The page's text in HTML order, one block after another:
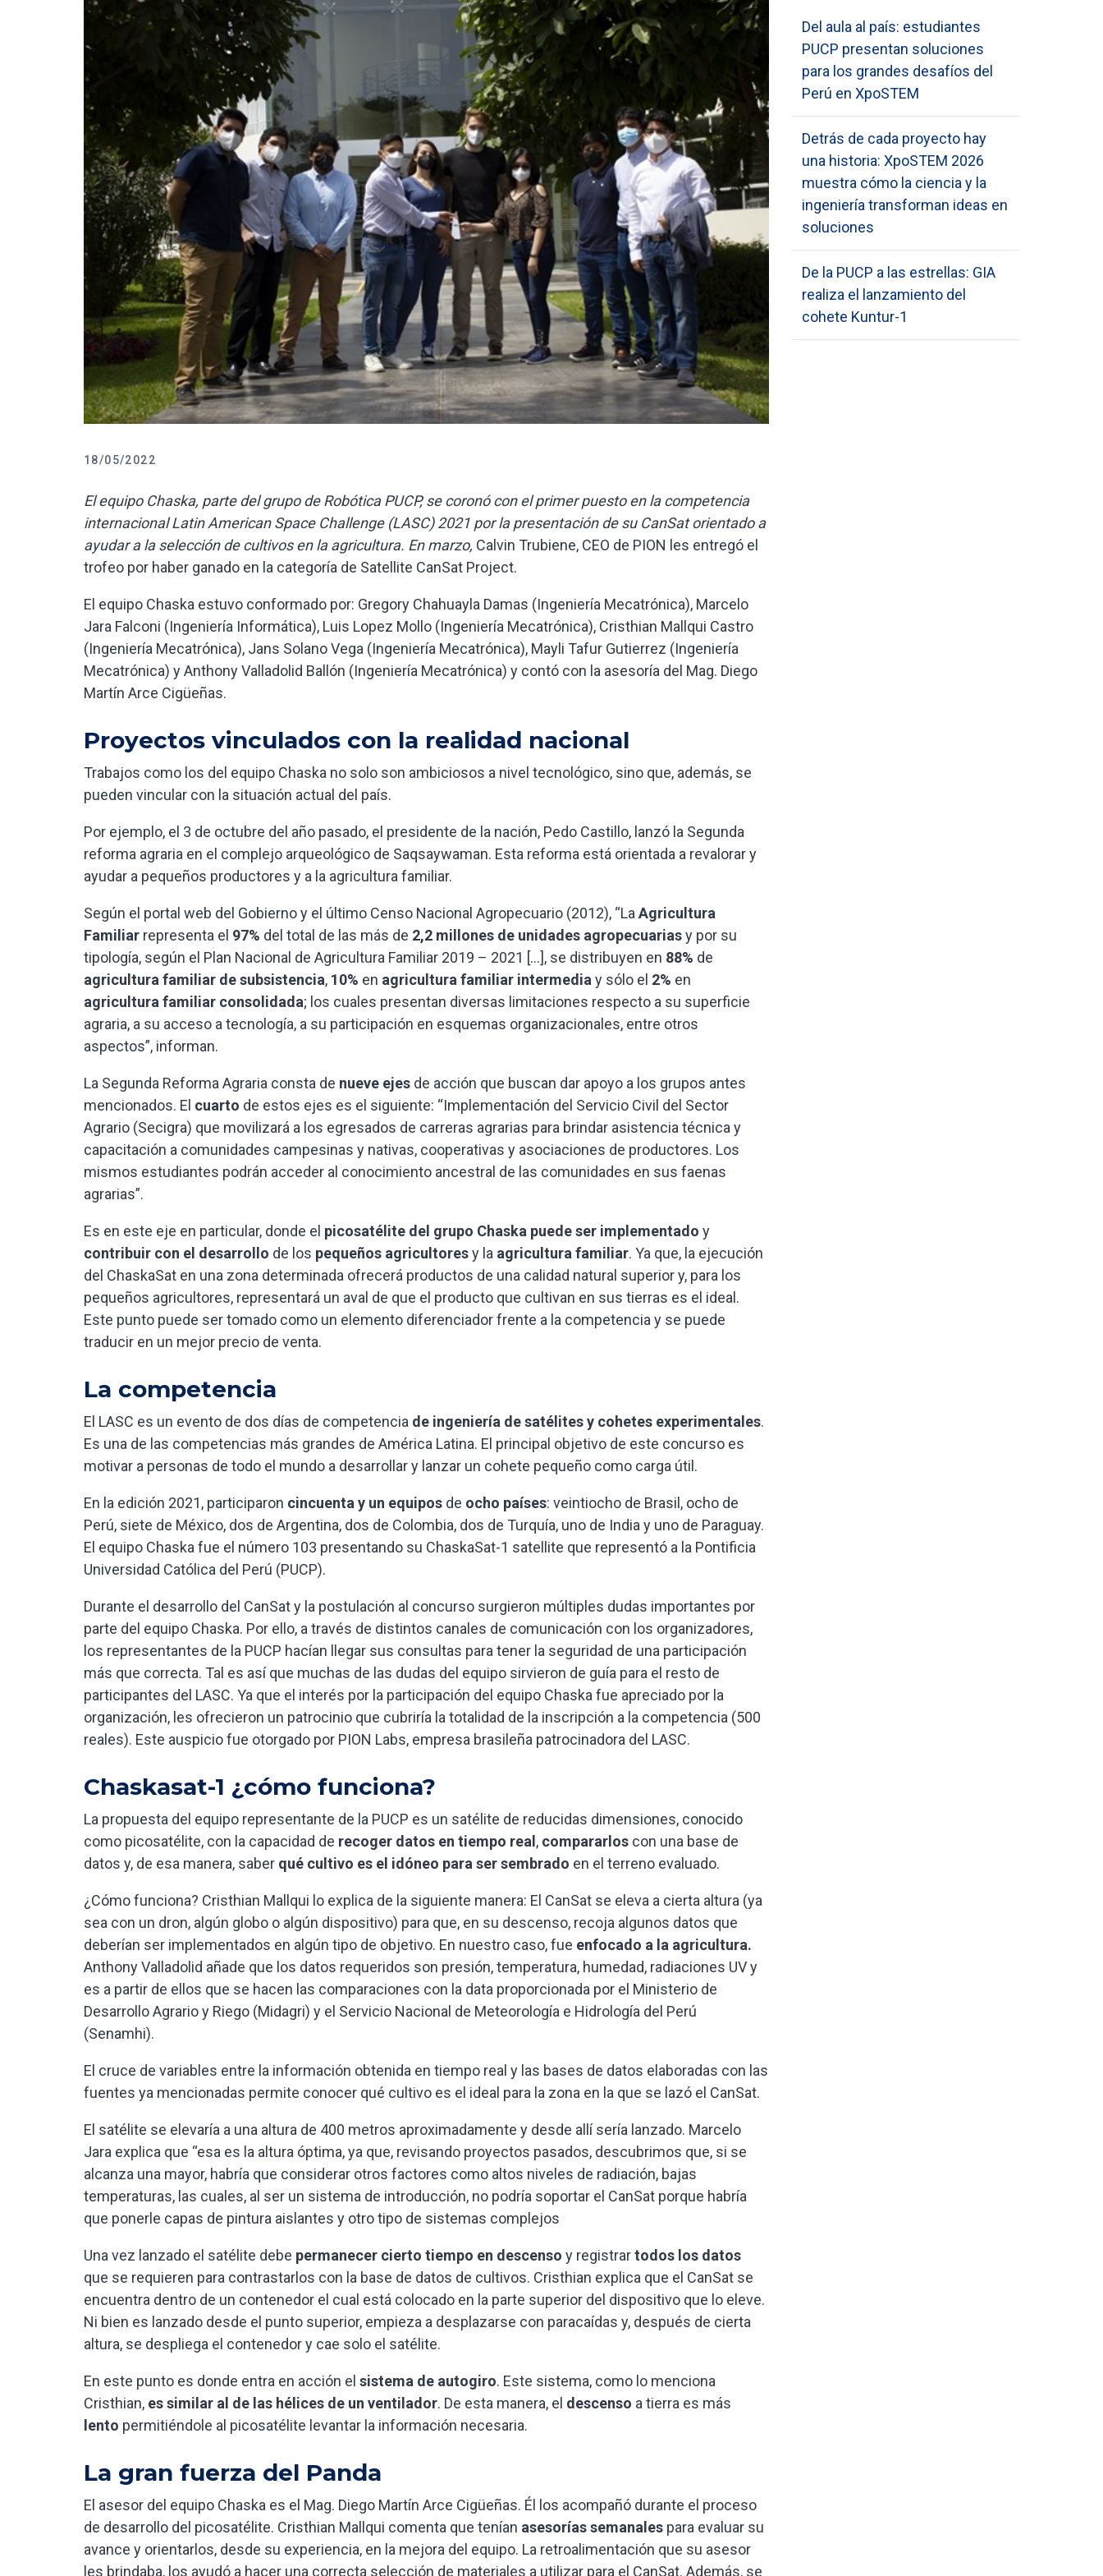
18/05/2022
El equipo Chaska, parte del grupo de Robótica PUCP, se coronó con el primer puesto en la competencia
internacional Latin American Space Challenge (LASC) 2021 por la presentación de su CanSat orientado a
ayudar a la selección de cultivos en la agricultura. En marzo, Calvin Trubiene, CEO de PION les entregó el
trofeo por haber ganado en la categoría de Satellite CanSat Project.
El equipo Chaska estuvo conformado por: Gregory Chahuayla Damas (Ingeniería Mecatrónica), Marcelo
Jara Falconi (Ingeniería Informática), Luis Lopez Mollo (Ingeniería Mecatrónica), Cristhian Mallqui Castro
(Ingeniería Mecatrónica), Jans Solano Vega (Ingeniería Mecatrónica), Mayli Tafur Gutierrez (Ingeniería
Mecatrónica) y Anthony Valladolid Ballón (Ingeniería Mecatrónica) y contó con la asesoría del Mag. Diego
Martín Arce Cigüeñas.
Proyectos vinculados con la realidad nacional
Trabajos como los del equipo Chaska no solo son ambiciosos a nivel tecnológico, sino que, además, se
pueden vincular con la situación actual del país.
Por ejemplo, el 3 de octubre del año pasado, el presidente de la nación, Pedo Castillo, lanzó la Segunda
reforma agraria en el complejo arqueológico de Saqsaywaman. Esta reforma está orientada a revalorar y
ayudar a pequeños productores y a la agricultura familiar.
Según el portal web del Gobierno y el último Censo Nacional Agropecuario (2012), “La Agricultura
Familiar representa el 97% del total de las más de 2,2 millones de unidades agropecuariasy por su
tipología, según el Plan Nacional de Agricultura Familiar 2019 – 2021 […], se distribuyen en 88% de
agricultura familiar de subsistencia, 10% en agricultura familiar intermedia y sólo el 2% en
agricultura familiar consolidada; los cuales presentan diversas limitaciones respecto a su superficie
agraria, a su acceso a tecnología, a su participación en esquemas organizacionales, entre otros
aspectos”, informan.
La Segunda Reforma Agraria consta de nueve ejes de acción que buscan dar apoyo a los grupos antes
mencionados. El cuarto de estos ejes es el siguiente: “Implementación del Servicio Civil del Sector
Agrario (Secigra) que movilizará a los egresados de carreras agrarias para brindar asistencia técnica y
capacitación a comunidades campesinas y nativas, cooperativas y asociaciones de productores. Los
mismos estudiantes podrán acceder al conocimiento ancestral de las comunidades en sus faenas
agrarias”.
Es en este eje en particular, donde el picosatélite del grupo Chaska puede ser implementado y
contribuir con el desarrollo de los pequeños agricultoresy la agricultura familiar. Ya que, la ejecución
del ChaskaSat en una zona determinada ofrecerá productos de una calidad natural superior y, para los
pequeños agricultores, representará un aval de que el producto que cultivan en sus tierras es el ideal.
Este punto puede ser tomado como un elemento diferenciador frente a la competencia y se puede
traducir en un mejor precio de venta.
La competencia
El LASC es un evento de dos días de competencia de ingeniería de satélites y cohetes experimentales.
Es una de las competencias más grandes de América Latina. El principal objetivo de este concurso es
motivar a personas de todo el mundo a desarrollar y lanzar un cohete pequeño como carga útil.
En la edición 2021, participaron cincuenta y un equipos de ocho países: veintiocho de Brasil, ocho de
Perú, siete de México, dos de Argentina, dos de Colombia, dos de Turquía, uno de India y uno de Paraguay.
El equipo Chaska fue el número 103 presentando su ChaskaSat-1 satellite que representó a la Pontificia
Universidad Católica del Perú (PUCP).
Durante el desarrollo del CanSat y la postulación al concurso surgieron múltiples dudas importantes por
parte del equipo Chaska. Por ello, a través de distintos canales de comunicación con los organizadores,
los representantes de la PUCP hacían llegar sus consultas para tener la seguridad de una participación
más que correcta. Tal es así que muchas de las dudas del equipo sirvieron de guía para el resto de
participantes del LASC. Ya que el interés por la participación del equipo Chaska fue apreciado por la
organización, les ofrecieron un patrocinio que cubriría la totalidad de la inscripción a la competencia (500
reales). Este auspicio fue otorgado por PION Labs, empresa brasileña patrocinadora del LASC.
Chaskasat-1 ¿cómo funciona?
La propuesta del equipo representante de la PUCP es un satélite de reducidas dimensiones, conocido
como picosatélite, con la capacidad de recoger datos en tiempo real, compararlos con una base de
datos y, de esa manera, saber qué cultivo es el idóneo para ser sembrado en el terreno evaluado.
¿Cómo funciona? Cristhian Mallqui lo explica de la siguiente manera: El CanSat se eleva a cierta altura (ya
sea con un dron, algún globo o algún dispositivo) para que, en su descenso, recoja algunos datos que
deberían ser implementados en algún tipo de objetivo. En nuestro caso, fue enfocado a la agricultura.
Anthony Valladolid añade que los datos requeridos son presión, temperatura, humedad, radiaciones UV y
es a partir de ellos que se hacen las comparaciones con la data proporcionada por el Ministerio de
Desarrollo Agrario y Riego (Midagri) y el Servicio Nacional de Meteorología e Hidrología del Perú
(Senamhi).
El cruce de variables entre la información obtenida en tiempo real y las bases de datos elaboradas con las
fuentes ya mencionadas permite conocer qué cultivo es el ideal para la zona en la que se lazó el CanSat.
El satélite se elevaría a una altura de 400 metros aproximadamente y desde allí sería lanzado. Marcelo
Jara explica que “esa es la altura óptima, ya que, revisando proyectos pasados, descubrimos que, si se
alcanza una mayor, habría que considerar otros factores como altos niveles de radiación, bajas
temperaturas, las cuales, al ser un sistema de introducción, no podría soportar el CanSat porque habría
que ponerle capas de pintura aislantes y otro tipo de sistemas complejos
Una vez lanzado el satélite debe permanecer cierto tiempo en descenso y registrartodos los datos
que se requieren para contrastarlos con la base de datos de cultivos. Cristhian explica que el CanSat se
encuentra dentro de un contenedor el cual está colocado en la parte superior del dispositivo que lo eleve.
Ni bien es lanzado desde el punto superior, empieza a desplazarse con paracaídas y, después de cierta
altura, se despliega el contenedor y cae solo el satélite.
En este punto es donde entra en acción el sistema de autogiro. Este sistema, como lo menciona
Cristhian, es similar al de las hélices de un ventilador. De esta manera, el descenso a tierra es más
lento permitiéndole al picosatélite levantar la información necesaria.
La gran fuerza del Panda
El asesor del equipo Chaska es el Mag. Diego Martín Arce Cigüeñas. Él los acompañó durante el proceso
de desarrollo del picosatélite. Cristhian Mallqui comenta que tenían asesorías semanales para evaluar su
avance y orientarlos, desde su experiencia, en la mejora del equipo. La retroalimentación que su asesor
les brindaba, los ayudó a hacer una correcta selección de materiales a utilizar para el CanSat. Además, se
Del aula al país: estudiantes
PUCP presentan soluciones
para los grandes desafíos del
Perú en XpoSTEM
Detrás de cada proyecto hay
una historia: XpoSTEM 2026
muestra cómo la ciencia y la
ingeniería transforman ideas en
soluciones
De la PUCP a las estrellas: GIA
realiza el lanzamiento del
cohete Kuntur-1